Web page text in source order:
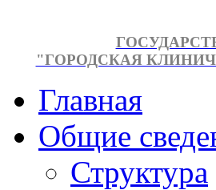
"ГОРОДСКАЯ
Главная
Общие
Структура